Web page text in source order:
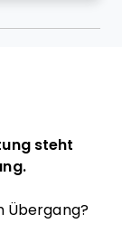
steht
Übergang?